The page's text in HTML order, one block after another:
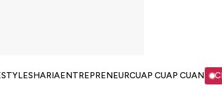
SHARIAENTREPRENEURCUAP CUAP CUAN